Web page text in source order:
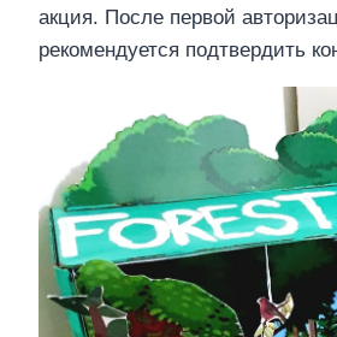
акция. После первой
рекомендуется подтвердить